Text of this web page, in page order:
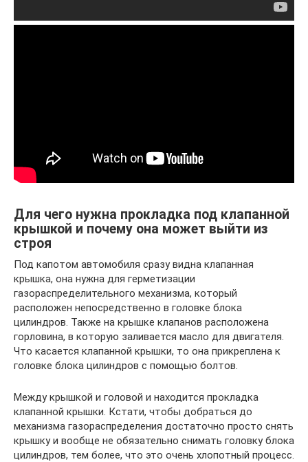
Для чего нужна прокладка под клапанной
крышкой и почему она может выйти из
строя
Под капотом автомобиля сразу видна клапанная
крышка, она нужна для герметизации
газораспределительного механизма, который
расположен непосредственно в головке блока
цилиндров. Также на крышке клапанов расположена
горловина, в которую заливается масло для двигателя.
Что касается клапанной крышки, то она прикреплена к
головке блока цилиндров с помощью болтов.
Между крышкой и головой и находится прокладка
клапанной крышки. Кстати, чтобы добраться до
механизма газораспределения достаточно просто снять
крышку и вообще не обязательно снимать головку блока
цилиндров, тем более, что это очень хлопотный процесс.